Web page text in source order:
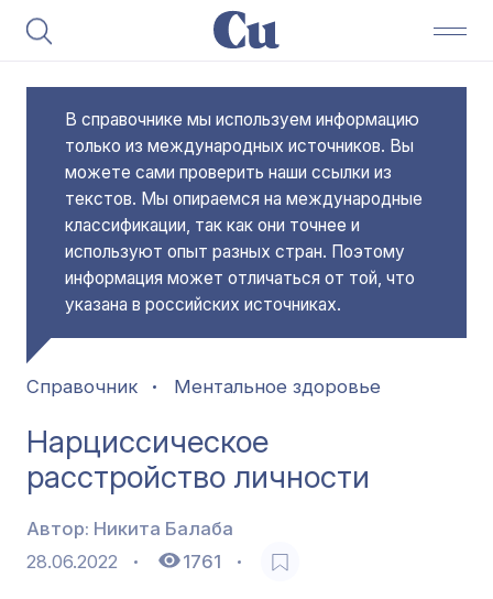
В справочнике мы используем информацию
только из международных источников. Вы
можете сами проверить наши ссылки из
текстов. Мы опираемся на международные
классификации, так как они точнее и
используют опыт разных стран. Поэтому
информация может отличаться от той, что
указана в российских источниках.
Справочник Ментальное здоровье
Нарциссическое
расстройство личности
Автор: Никита Балаба
28.06.2022
1761